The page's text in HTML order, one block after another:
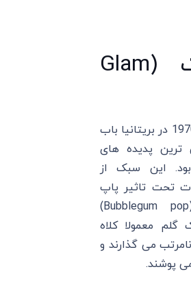
9-گلم راک (Glam
گلم راک که در دهه 1970 در بریتانیا باب
ترین پدیده های
این سبک از
تحت تاثیر پاپ
آدامس بادکنکی (Bubblegum pop)
معمولا کلاه
می گذارند و
پوشند.